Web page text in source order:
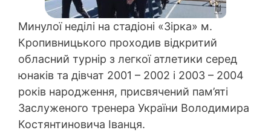
Минулої неділі на стадіоні «Зірка» м.
Кропивницького проходив відкритий
обласний турнір з легкої атлетики серед
юнакiв та дiвчат 2001 – 2002 і 2003 – 2004
років народження, присвячений пам’яті
Заслуженого тренера України Володимира
Костянтиновича Іванця.